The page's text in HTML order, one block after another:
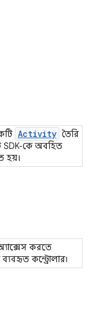
Activity তৈরি
SDK-কে অবহিত
হয়।
অ্যাক্সেস করতে
ব্যবহৃত কন্ট্রোলার৷